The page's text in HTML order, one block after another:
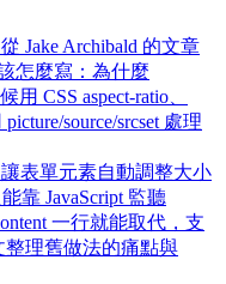
從 Jake Archibald 的文章
怎麼寫：為什麼
CSS aspect-ratio、
source/srcset 處理
表單元素自動調整大小
靠 JavaScript 監聽
一行就能取代，支
整理舊做法的痛點與